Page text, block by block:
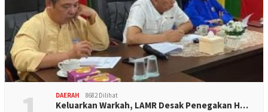
DAERAH 8682 Dilihat
Keluarkan Warkah, LAMR Desak Penegakan H…